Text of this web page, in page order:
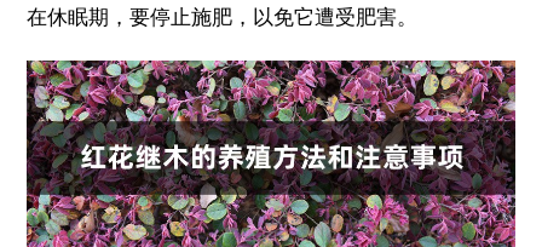
在休眠期，要停止施肥，以免它遭受肥害。